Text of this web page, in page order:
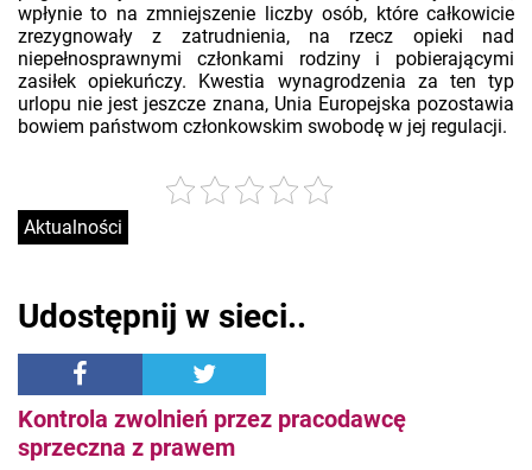
wpłynie to na zmniejszenie liczby osób, które całkowicie
zrezygnowały z zatrudnienia, na rzecz opieki nad
niepełnosprawnymi członkami rodziny i pobierającymi
zasiłek opiekuńczy. Kwestia wynagrodzenia za ten typ
urlopu nie jest jeszcze znana, Unia Europejska pozostawia
bowiem państwom członkowskim swobodę w jej regulacji.
Aktualności
Udostępnij w sieci..
Kontrola zwolnień przez pracodawcę
sprzeczna z prawem